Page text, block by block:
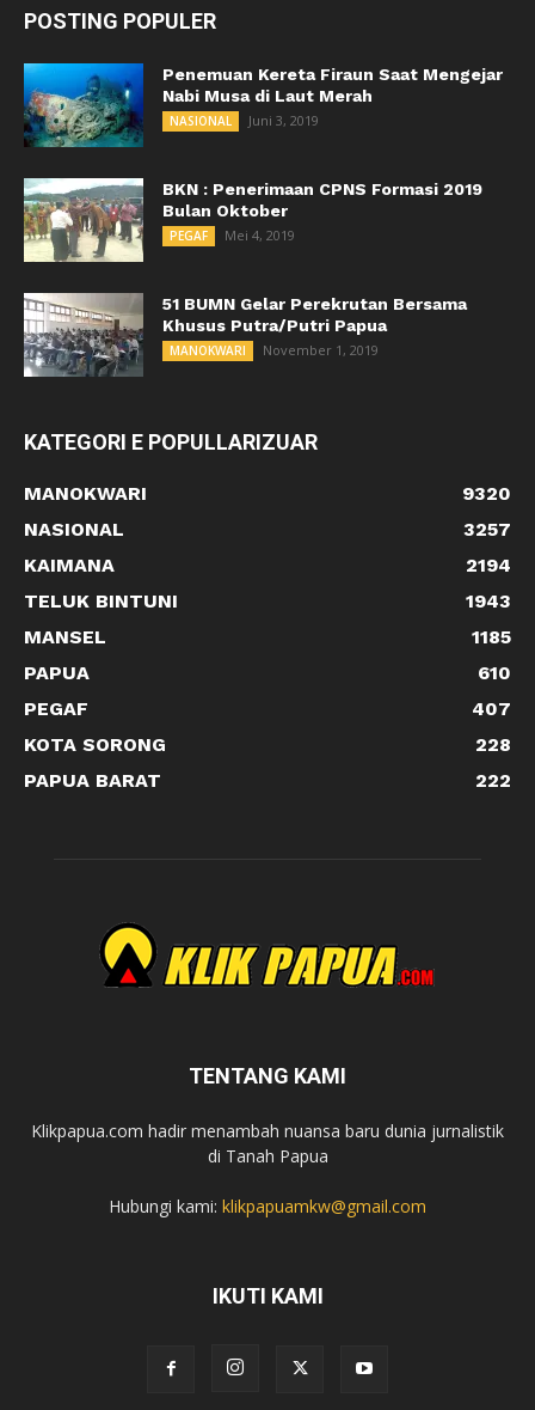
POSTING POPULER
Penemuan Kereta Firaun Saat Mengejar
Nabi Musa di Laut Merah
NASIONAL Juni 3, 2019
BKN : Penerimaan CPNS Formasi 2019
Bulan Oktober
PEGAF Mei 4, 2019
51 BUMN Gelar Perekrutan Bersama
Khusus Putra/Putri Papua
MANOKWARI November 1, 2019
KATEGORI E POPULLARIZUAR
MANOKWARI
9320
NASIONAL
3257
KAIMANA
2194
TELUK BINTUNI
1943
MANSEL
1185
PAPUA
610
PEGAF
407
KOTA SORONG
228
PAPUA BARAT
222
TENTANG KAMI
Klikpapua.com hadir menambah nuansa baru dunia jurnalistik
di Tanah Papua
Hubungi kami: klikpapuamkw@gmail.com
IKUTI KAMI